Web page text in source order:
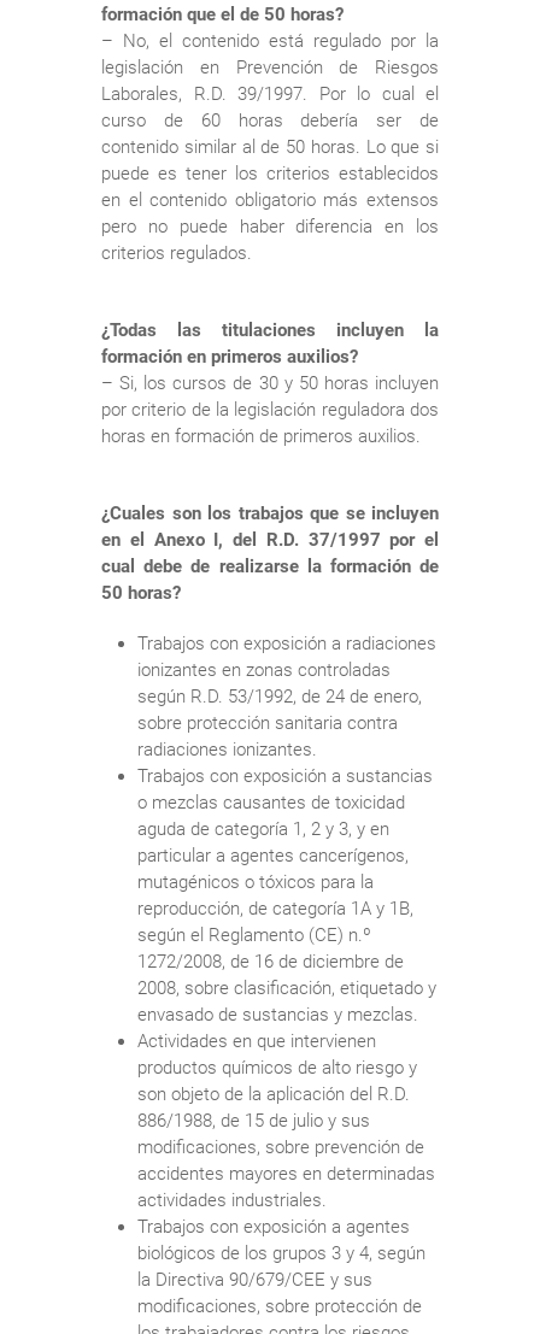
formación que el de 50 horas?
– No, el contenido está regulado por la
legislación en Prevención de Riesgos
Laborales, R.D. 39/1997. Por lo cual el
curso de 60 horas debería ser de
contenido similar al de 50 horas. Lo que si
puede es tener los criterios establecidos
en el contenido obligatorio más extensos
pero no puede haber diferencia en los
criterios regulados.
¿Todas las titulaciones incluyen la
formación en primeros auxilios?
– Si, los cursos de 30 y 50 horas incluyen
por criterio de la legislación reguladora dos
horas en formación de primeros auxilios.
¿Cuales son los trabajos que se incluyen
en el Anexo I, del R.D. 37/1997 por el
cual debe de realizarse la formación de
50 horas?
Trabajos con exposición a radiaciones
ionizantes en zonas controladas
según R.D. 53/1992, de 24 de enero,
sobre protección sanitaria contra
radiaciones ionizantes.
Trabajos con exposición a sustancias
o mezclas causantes de toxicidad
aguda de categoría 1, 2 y 3, y en
particular a agentes cancerígenos,
mutagénicos o tóxicos para la
reproducción, de categoría 1A y 1B,
según el Reglamento (CE) n.º
1272/2008, de 16 de diciembre de
2008, sobre clasificación, etiquetado y
envasado de sustancias y mezclas.
Actividades en que intervienen
productos químicos de alto riesgo y
son objeto de la aplicación del R.D.
886/1988, de 15 de julio y sus
modificaciones, sobre prevención de
accidentes mayores en determinadas
actividades industriales.
Trabajos con exposición a agentes
biológicos de los grupos 3 y 4, según
la Directiva 90/679/CEE y sus
modificaciones, sobre protección de